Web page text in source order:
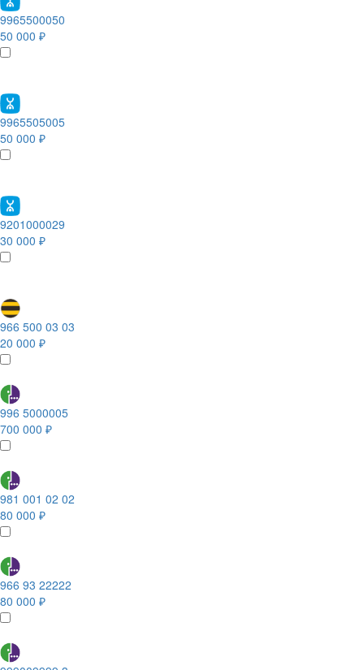
9965500050
50 000 ₽
9965505005
50 000 ₽
9201000029
30 000 ₽
966 500 03 03
20 000 ₽
996 5000005
700 000 ₽
981 001 02 02
80 000 ₽
966 93 22222
80 000 ₽